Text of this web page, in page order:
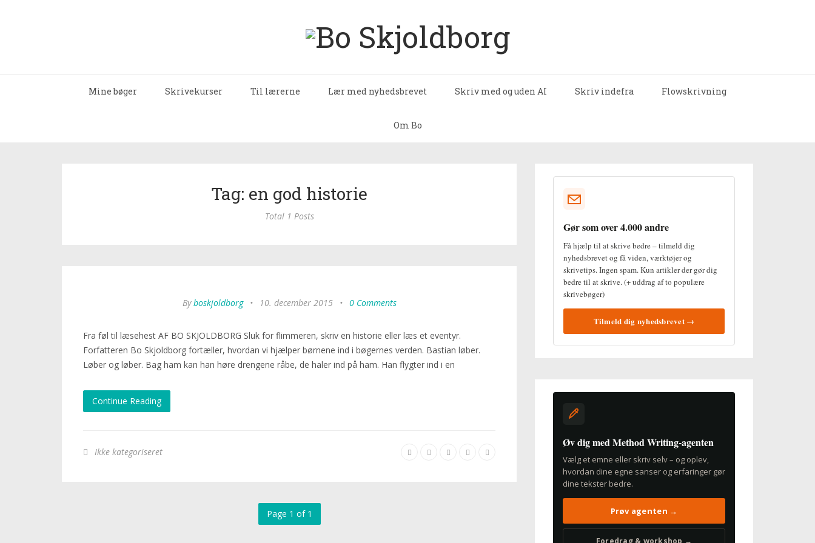
Mine bøger Skrivekurser Til lærerne Lær med nyhedsbrevet Skriv med og uden AI Skriv indefra Flowskrivning
Om Bo
Tag: en god historie
Total 1 Posts
Byboskjoldborg • 10. december 2015 • 0 Comments
Fra føl til læsehest AF BO SKJOLDBORG Sluk for flimmeren, skriv en historie eller læs et eventyr.
Forfatteren Bo Skjoldborg fortæller, hvordan vi hjælper børnene ind i bøgernes verden. Bastian løber.
Løber og løber. Bag ham kan han høre drengene råbe, de haler ind på ham. Han flygter ind i en
Continue Reading
Ikke kategoriseret
Page 1 of 1
Gør som over 4.000 andre
Få hjælp til at skrive bedre – tilmeld dig
nyhedsbrevet og få viden, værktøjer og
skrivetips. Ingen spam. Kun artikler der gør dig
bedre til at skrive. (+ uddrag af to populære
skrivebøger)
Tilmeld dig nyhedsbrevet →
Øv dig med Method Writing-agenten
Vælg et emne eller skriv selv – og oplev,
hvordan dine egne sanser og erfaringer gør
dine tekster bedre.
Prøv agenten →
Foredrag & workshop →